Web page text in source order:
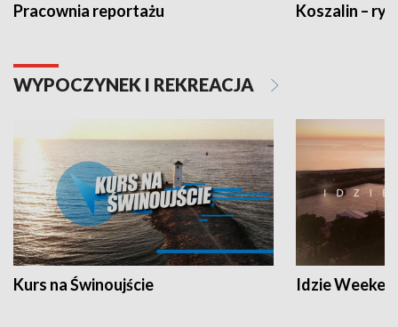
Pracownia reportażu Koszalin –
WYPOCZYNEK I REKREACJA
Kurs na Świnoujście Idzie